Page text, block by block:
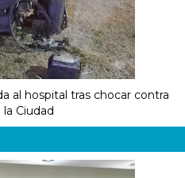
al hospital tras chocar contra
Ciudad